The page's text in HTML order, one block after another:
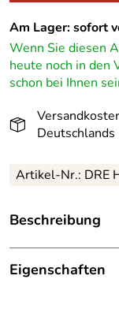
Am Lager: sofort
Wenn Sie diesen
heute noch in den
schon bei Ihnen
Deutschlands
Artikel-Nr.: DRE
Beschreibung
Lichterhaus
Höhe ca. 14,5 cm
Eigenschaften